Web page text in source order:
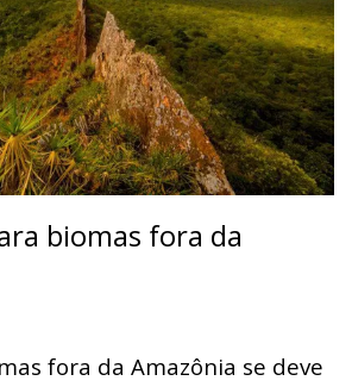
biomas fora da
fora da Amazônia se deve